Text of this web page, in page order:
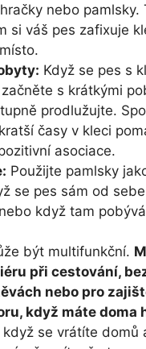
nebo pamlsky.
si váš pes zafixuje
Když se pes s
s krátkými
prodlužujte.
časy v kleci
asociace.
Použijte pamlsky
se pes sám od
když tam
být multifunkční.
při cestování,
nebo pro
když máte doma
když se vrátíte domů